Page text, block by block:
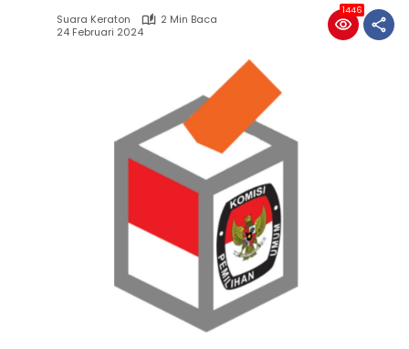
Suara Keraton
2 Min Baca
24 Februari 2024
1446